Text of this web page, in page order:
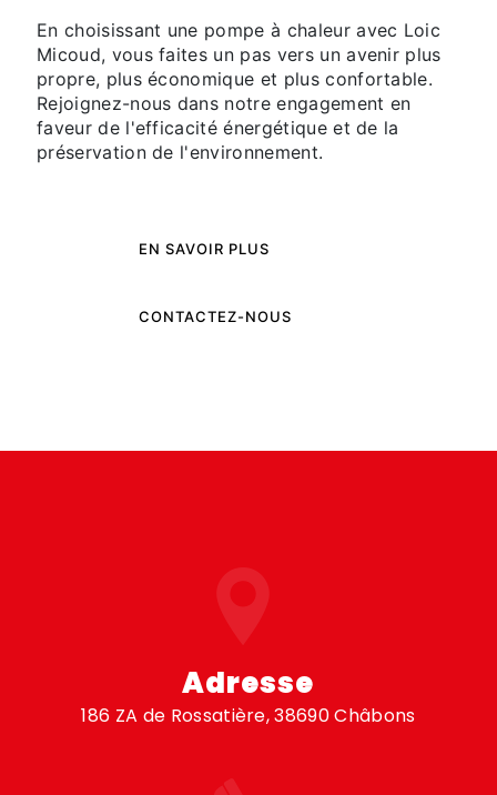
En choisissant une pompe à chaleur avec Loic
Micoud, vous faites un pas vers un avenir plus
propre, plus économique et plus confortable.
Rejoignez-nous dans notre engagement en
faveur de l'efficacité énergétique et de la
préservation de l'environnement.
EN SAVOIR PLUS
CONTACTEZ-NOUS
Adresse
186 ZA de Rossatière, 38690 Châbons